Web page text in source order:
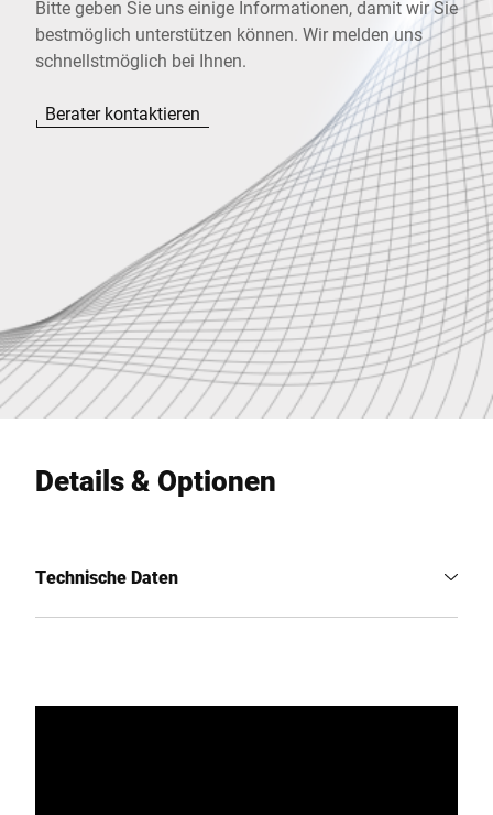
Bitte geben Sie uns einige Informationen, damit wir Sie
bestmöglich unterstützen können. Wir melden uns
schnellstmöglich bei Ihnen.
Berater kontaktieren
Details & Optionen
Technische Daten